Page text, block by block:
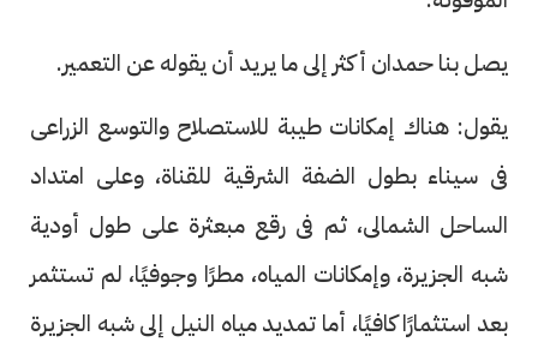
يصل بنا حمدان أكثر إلى ما يريد أن يقوله عن التعمير.
يقول: هناك إمكانات طيبة للاستصلاح والتوسع الزراعى
فى سيناء بطول الضفة الشرقية للقناة، وعلى امتداد
الساحل الشمالى، ثم فى رقع مبعثرة على طول أودية
شبه الجزيرة، وإمكانات المياه، مطرًا وجوفيًا، لم تستثمر
بعد استثمارًا كافيًا، أما تمديد مياه النيل إلى شبه الجزيرة